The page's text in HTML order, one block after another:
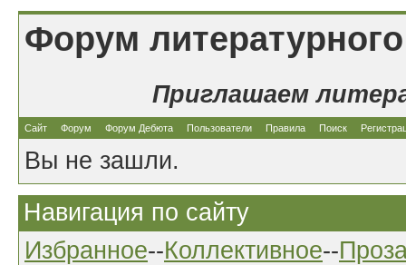
Форум
Приглашаем
Сайт Форум Форум Дебюта Пользователи Правила Поиск
Вы не зашли.
Навигация по сайту
Избранное--Коллективное--